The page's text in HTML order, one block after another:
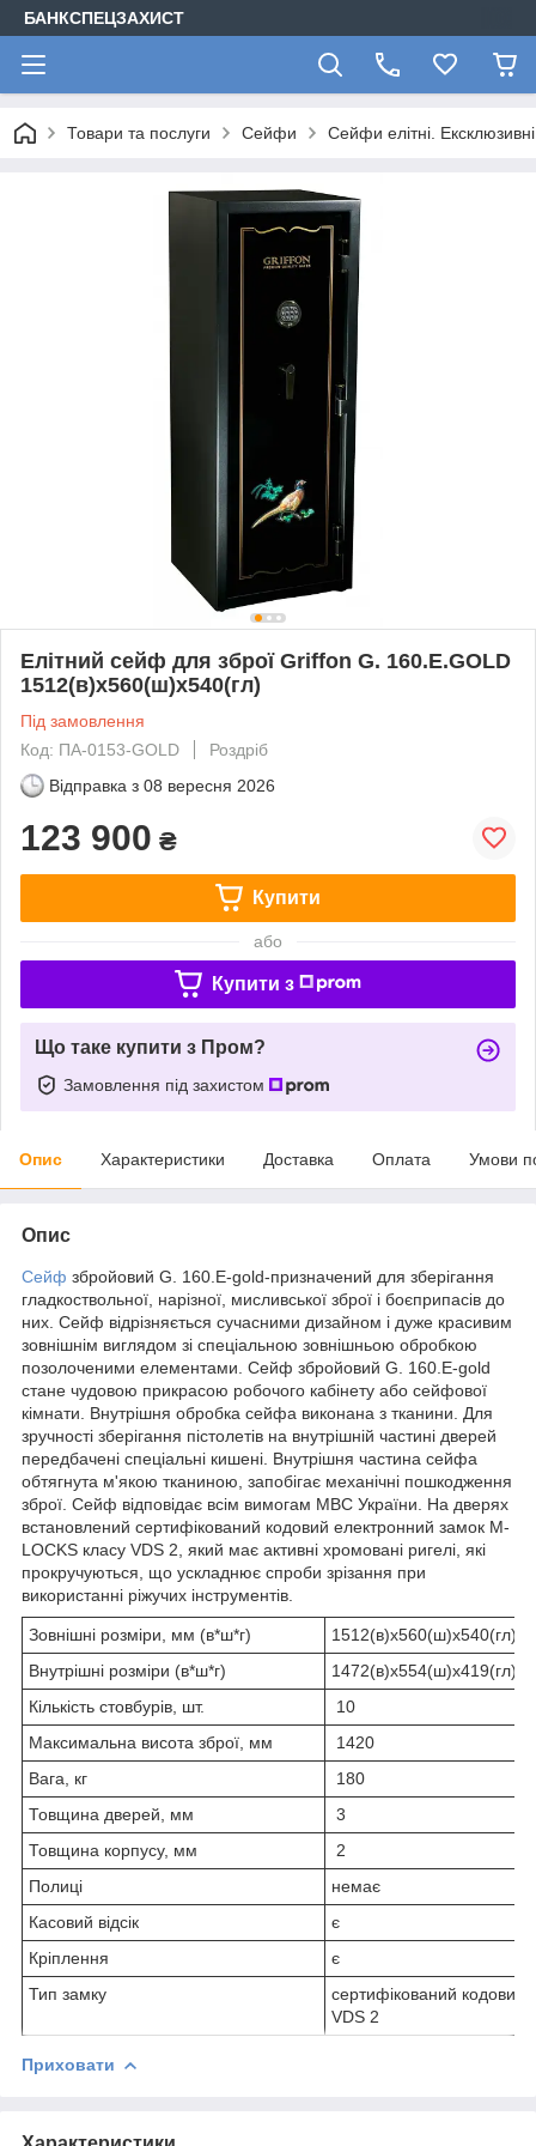
БАНКСПЕЦЗАХИСТ
Товари та послуги Сейфи Сейфи елітні.
Елітний сейф для зброї Griffon G. 160.E.GOLD
1512(в)х560(ш)х540(гл)
Під замовлення
Код: ПА-0153-GOLD
Роздріб
Відправка з 08 вересня 2026
123 900 ₴
Купити
або
Купити з
Що таке купити з Пром?
Замовлення під захистом
Опис Характеристики Доставка Оплата Умови
Опис
Сейф збройовий G. 160.E-gold-призначений для зберігання
гладкоствольної, нарізної, мисливської зброї і боєприпасів до
них. Сейф відрізняється сучасними дизайном і дуже красивим
зовнішнім виглядом зі спеціальною зовнішньою обробкою
позолоченими елементами. Сейф збройовий G. 160.E-gold
стане чудовою прикрасою робочого кабінету або сейфової
кімнати. Внутрішня обробка сейфа виконана з тканини. Для
зручності зберігання пістолетів на внутрішній частині дверей
передбачені спеціальні кишені. Внутрішня частина сейфа
обтягнута м'якою тканиною, запобігає механічні пошкодження
зброї. Сейф відповідає всім вимогам МВС України. На дверях
встановлений сертифікований кодовий електронний замок M-
LOCKS класу VDS 2, який має активні хромовані ригелі, які
прокручуються, що ускладнює спроби зрізання при
використанні ріжучих інструментів.
Зовнішні розміри, мм (в*ш*г)
1512(в)х560(ш)х540(гл)
Внутрішні розміри (в*ш*г)
1472(в)х554(ш)х419(гл)
Кількість стовбурів, шт.
10
Максимальна висота зброї, мм
1420
Вага, кг
180
Товщина дверей, мм
3
Товщина корпусу, мм
2
Полиці
немає
Касовий відсік
є
Кріплення
є
Тип замку
сертифікований кодовий
VDS 2
Приховати